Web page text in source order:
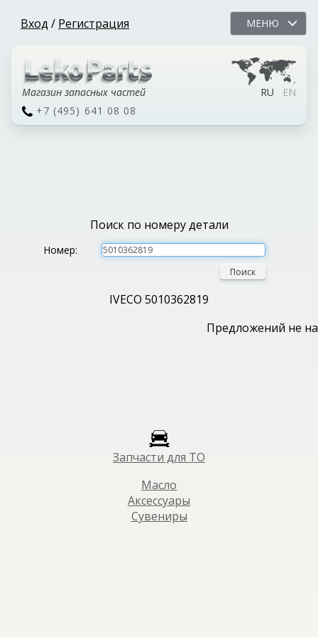
Вход / Регистрация МЕНЮ
Магазин запасных частей RU
EN
+7 (495) 641 08 08
Поиск по номеру детали
Номер:
Поиск
IVECO 5010362819
Предложений не
Запчасти для ТО
Масло
Аксессуары
Сувениры